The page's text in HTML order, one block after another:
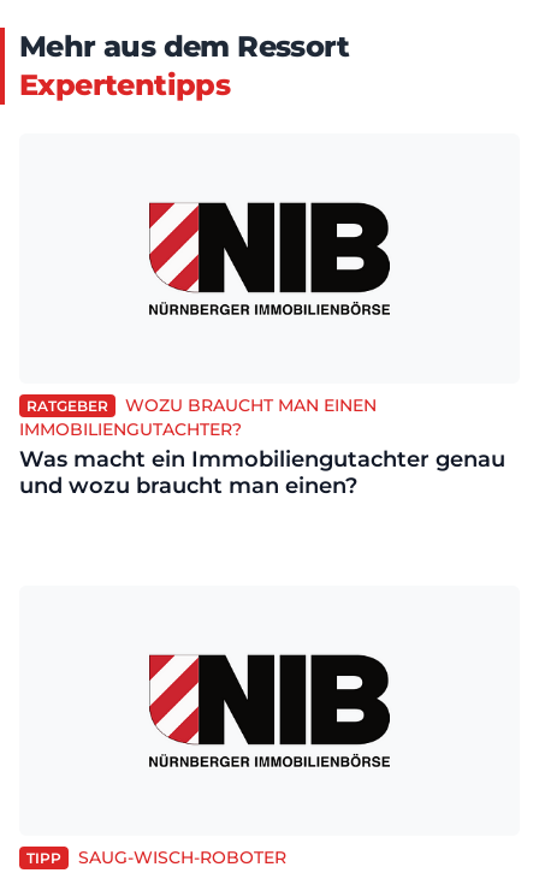
Mehr aus dem Ressort
Expertentipps
RATGEBER
WOZU BRAUCHT MAN EINEN
IMMOBILIENGUTACHTER?
Was macht ein Immobiliengutachter genau
und wozu braucht man einen?
TIPP SAUG-WISCH-ROBOTER